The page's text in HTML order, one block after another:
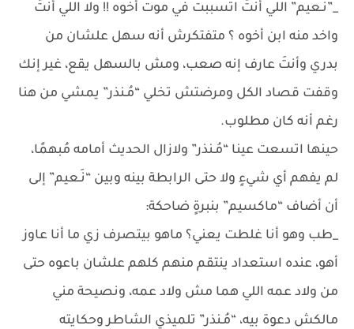
_”نَـعيم” اللي أنتَ اتسببت في موت أخوه !! ولا اللي أنتَ
واخد منه ابن أخوه ؟ متفتكرش أنه سهل علشان من
بدري وأنتَ عارف إنه صعب، ومش بالسهل يقع، غير إنك
وقفت قصاد الكل ومرضتش تخلي “مُـنذر” يمشي من هنا
رغم أنه كان مطلوب.
حينها اتسعت عينا “مُـنذر” ولازال الحديث أمامه مُبهمًا،
لم يفهم أي شيءٍ ولا حتى الرابطة بينه وبين “نَـعيم” إلى
أن أضاف “ماكسيم” بنبرةٍ ضاحكة:
_طب وهو أنا غلطت يعني؟ ماهو بيتصرف زي ما أنا عاوز
أهو، عنده استعداد ينتقم منهم كلهم علشان باعوه حتى
من ولاد عمه اللي هما مش ولاد عمه، ونصيحة مني
مالكش دعوة بيه، “مُـنذر” تلميذي الشاطر وحكايته